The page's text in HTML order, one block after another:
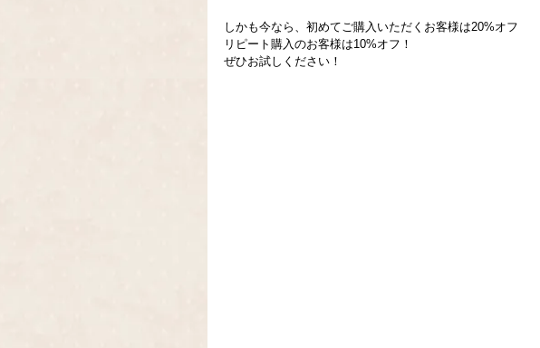
しかも今なら、初めてご購入いただくお客様は20%オフ
リピート購入のお客様は10%オフ！
ぜひお試しください！